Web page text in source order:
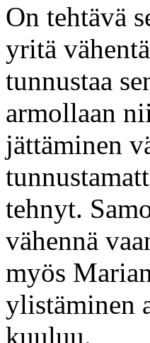
On tehtävä
yritä
tunnustaa
armollaan
jättäminen
tehnyt.
vähennä
myös
ylistäminen
kuuluu.